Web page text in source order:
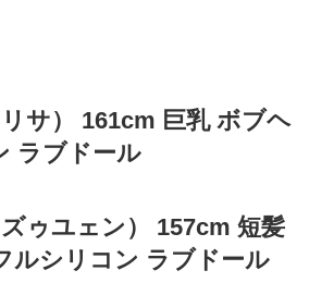
サ） 161cm 巨乳 ボブヘ
ラブドール
ゥユェン） 157cm 短髪
ルシリコン ラブドール